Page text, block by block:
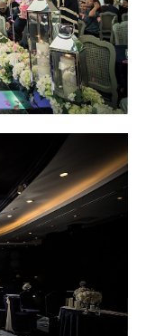
냅 대구웨딩스냅